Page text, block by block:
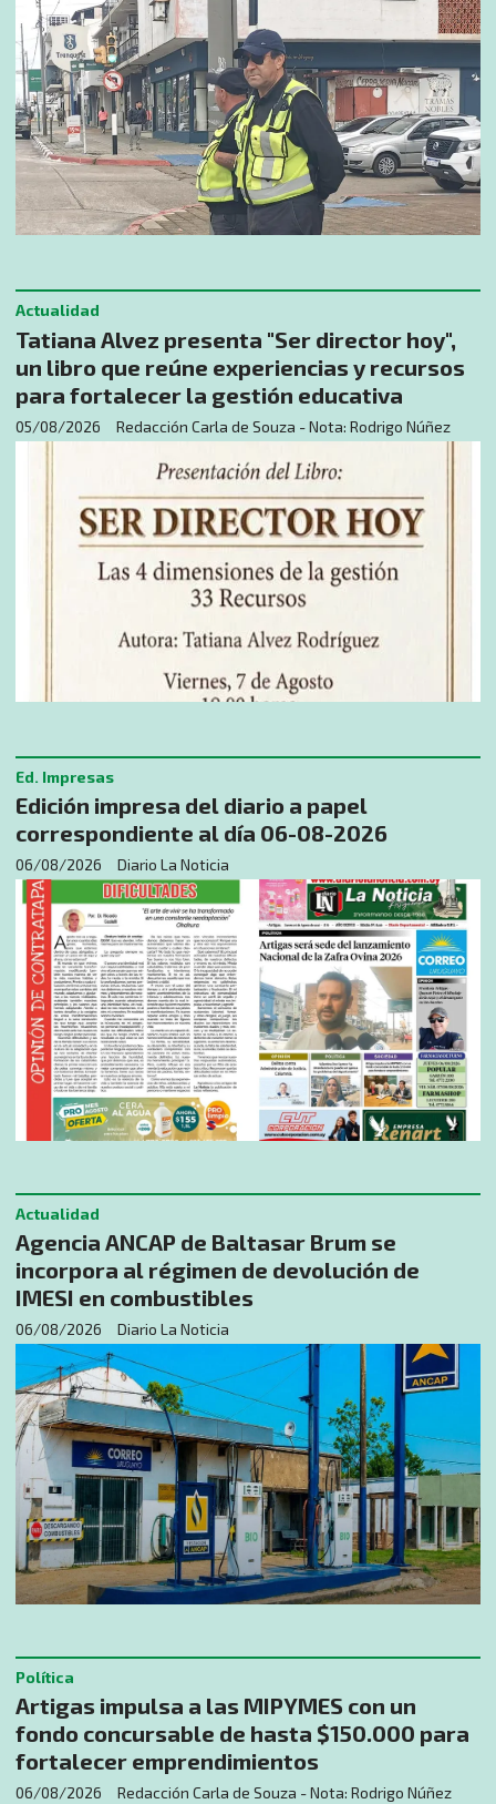
Tatiana Alvez presenta "Ser director hoy",
un libro que reúne experiencias y recursos
para fortalecer la gestión educativa
Redacción Carla de Souza - Nota: Rodrigo Núñez
Actualidad
05/08/2026
Edición impresa del diario a papel
correspondiente al día 06-08-2026
Diario La Noticia
Ed. Impresas
06/08/2026
Agencia ANCAP de Baltasar Brum se
incorpora al régimen de devolución de
IMESI en combustibles
Diario La Noticia
Actualidad
06/08/2026
Artigas impulsa a las MIPYMES con un
fondo concursable de hasta $150.000 para
fortalecer emprendimientos
Redacción Carla de Souza - Nota: Rodrigo Núñez
Política
06/08/2026